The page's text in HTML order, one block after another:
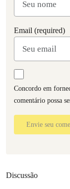
Email (required)
Concordo em
comentário possa
Envie seu
Discussão